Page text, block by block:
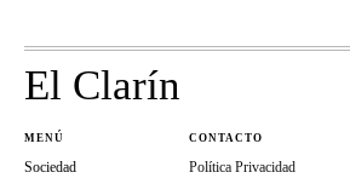
El Clarín
MENÚ
Sociedad
CONTACTO
Política Privacidad